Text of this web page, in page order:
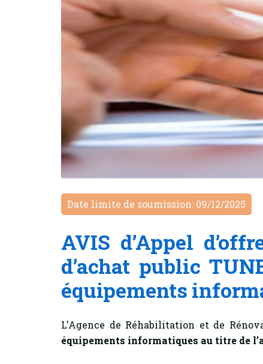
Date limite de soumission: 09/12/2025
AVIS d’Appel
d’achat public
équipements
L'Agence de Réhabilitation et de
équipements informatiques au titre de